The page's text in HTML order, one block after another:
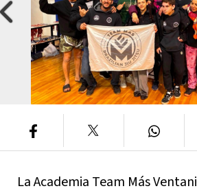
La Academia Team Más